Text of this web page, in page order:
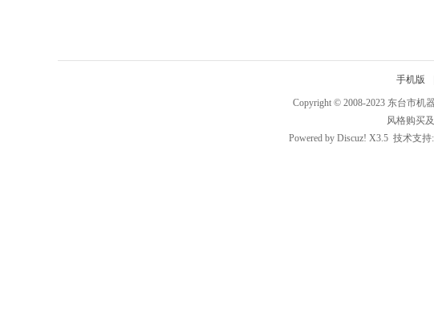
手机版
Copyright © 2008-2023 东台市机
风格购买
Powered by Discuz! X3.5 技术支持: